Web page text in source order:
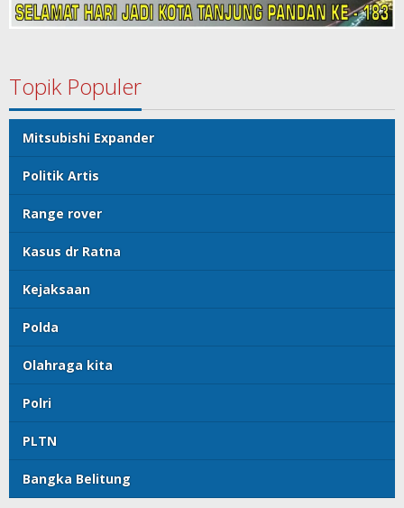
Topik Populer
Mitsubishi Expander
Politik Artis
Range rover
Kasus dr Ratna
Kejaksaan
Polda
Olahraga kita
Polri
PLTN
Bangka Belitung